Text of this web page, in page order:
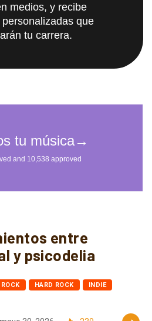
medios, y recibe
que
tu carrera.
entre
y psicodelia
HARD ROCK INDIE